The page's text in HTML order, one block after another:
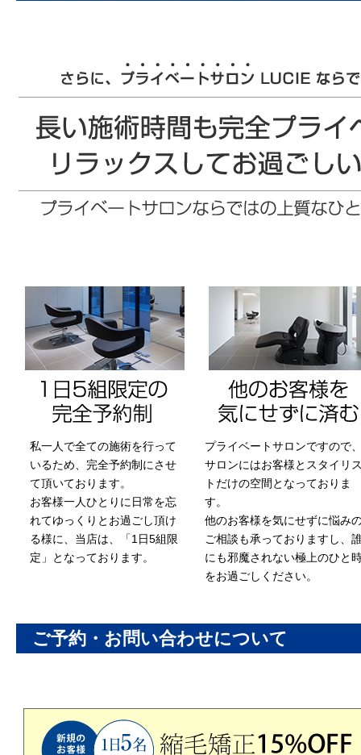
私一人で全ての施術を行って
いるため、完全予約制にさせ
て頂いております。
お客様一人ひとりに日常を忘
れてゆっくりとお過ごし頂け
る様に、当店は、「1日5組限
定」となっております。
プライベートサロンですので
サロンにはお客様とスタイリ
トだけの空間となっておりま
す。
他のお客様を気にせずに悩み
ご相談も承っておりますし、
にも邪魔されない極上のひと
をお過ごしください。
ご予約・お問い合わせについて